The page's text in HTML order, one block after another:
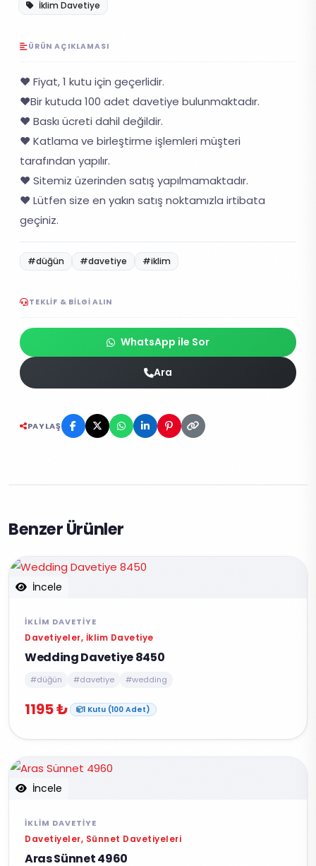
İklim Davetiye
ÜRÜN AÇIKLAMASI
❤️ Fiyat, 1 kutu için geçerlidir.
❤️Bir kutuda 100 adet davetiye bulunmaktadır.
❤️ Baskı ücreti dahil değildir.
❤️ Katlama ve birleştirme işlemleri müşteri
tarafından yapılır.
❤️ Sitemiz üzerinden satış yapılmamaktadır.
❤️ Lütfen size en yakın satış noktamızla irtibata
geçiniz.
#düğün #davetiye #iklim
TEKLIF & BILGI ALIN
WhatsApp ile Sor
Ara
PAYLAŞ
Benzer Ürünler
İncele
İKLIM DAVETIYE
Davetiyeler, İklim Davetiye
Wedding Davetiye 8450
#düğün #davetiye #wedding
1195 ₺ 1 Kutu (100 Adet)
İncele
İKLIM DAVETIYE
Davetiyeler, Sünnet Davetiyeleri
Aras Sünnet 4960